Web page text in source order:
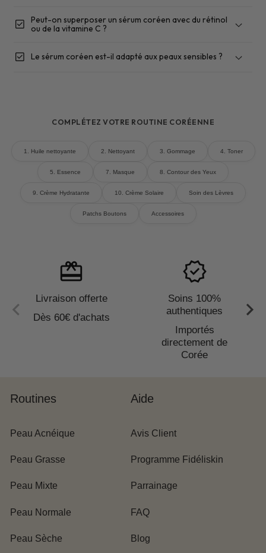
10 jours d'observation
matin et soir
respecter la durée indiquée
sérum coréen anti-taches
check_box
Peut-on superposer un sérum coréen avec du rétinol
ou de la vitamine C ?
ne s'utilisent pas
check_box Le sérum coréen est-il adapté aux peaux sensibles ?
niacinamide à faible concentration (2-5%)
COMPLÉTEZ VOTRE ROUTINE CORÉENNE
1. Huile nettoyante 2. Nettoyant 3. Gommage 4. Toner
5. Essence 7. Masque 8. Contour des Yeux
9. Crème Hydratante 10. Crème Solaire Soin des Lèvres
Patchs Boutons Accessoires
redeem
Livraison offerte
Dès 60€ d'achats
verified
Soins 100%
authentiques
Importés
directement de
Corée
Routines
Peau Acnéique
Peau Grasse
Peau Mixte
Peau Normale
Peau Sèche
Aide
Avis Client
Programme Fidéliskin
Parrainage
FAQ
Blog